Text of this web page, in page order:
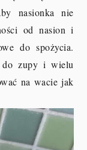
nasionka nie
od nasion i
do spożycia.
do zupy i wielu
na wacie jak